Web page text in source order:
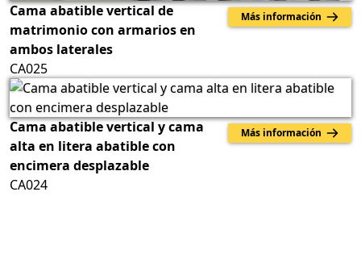
Más información
Cama abatible vertical de
matrimonio con armarios en
ambos laterales
CA025
Más información
Cama abatible vertical y cama
alta en litera abatible con
encimera desplazable
CA024